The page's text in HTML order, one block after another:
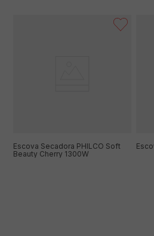
Escova Secadora PHILCO Soft
Beauty Cherry 1300W